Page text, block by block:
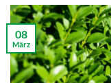
08
März